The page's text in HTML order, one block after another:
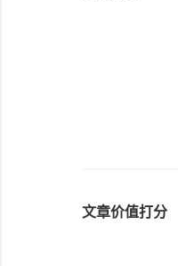
文章价值打分